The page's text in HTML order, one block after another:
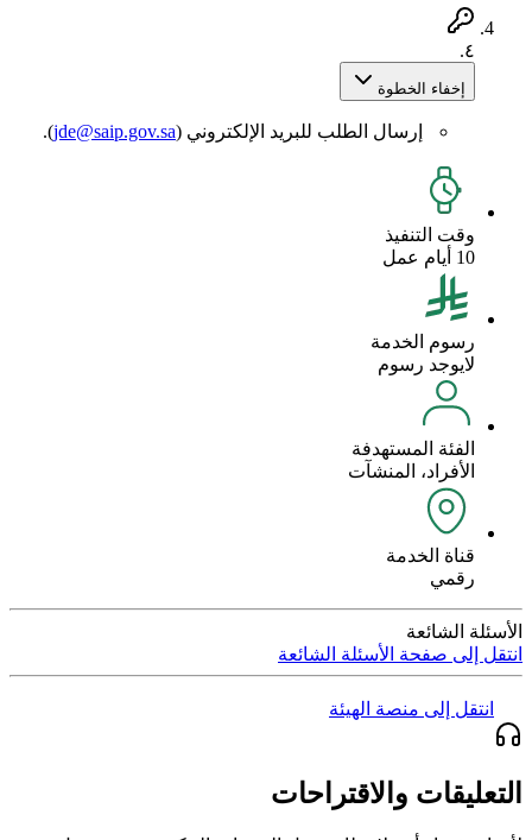
٤.
إخفاء الخطوة
إرسال الطلب للبريد الإلكتروني (‎(jde@saip.gov.sa
.
وقت التنفيذ
10 أيام عمل
رسوم الخدمة
لايوجد رسوم
الفئة المستهدفة
الأفراد، المنشآت
قناة الخدمة
رقمي
الأسئلة الشائعة
انتقل إلى صفحة الأسئلة الشائعة
انتقل إلى منصة الهيئة
التعليقات والاقتراحات